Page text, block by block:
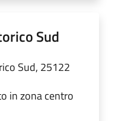
Sud
Sud, 25122
in zona centro